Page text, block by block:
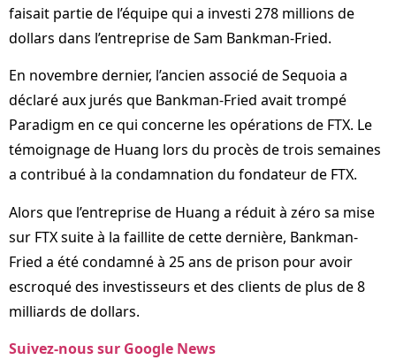
faisait partie de l’équipe qui a investi 278 millions de
dollars dans l’entreprise de Sam Bankman-Fried.
En novembre dernier, l’ancien associé de Sequoia a
déclaré aux jurés que Bankman-Fried avait trompé
Paradigm en ce qui concerne les opérations de FTX. Le
témoignage de Huang lors du procès de trois semaines
a contribué à la condamnation du fondateur de FTX.
Alors que l’entreprise de Huang a réduit à zéro sa mise
sur FTX suite à la faillite de cette dernière, Bankman-
Fried a été condamné à 25 ans de prison pour avoir
escroqué des investisseurs et des clients de plus de 8
milliards de dollars.
Suivez-nous sur Google News